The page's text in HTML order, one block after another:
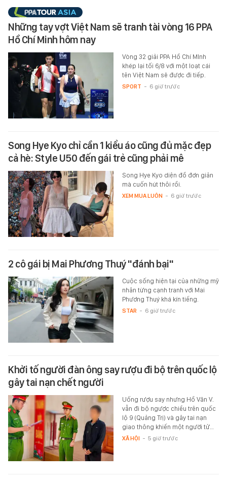
Những tay vợt Việt Nam sẽ tranh tài vòng 16 PPA
Hồ Chí Minh hôm nay
Vòng 32 giải PPA Hồ Chí MInh
khép lại tối 6/8 với một loạt cái
tên Việt Nam sẽ được đi tiếp.
SPORT - 6 giờ trước
Song Hye Kyo chỉ cần 1 kiểu áo cũng đủ mặc đẹp
cả hè: Style U50 đến gái trẻ cũng phải mê
Song Hye Kyo diện đồ đơn giản
mà cuốn hút thôi rồi.
XEM MUA LUÔN - 6 giờ trước
2 cô gái bị Mai Phương Thuý "đánh bại"
Cuộc sống hiện tại của những mỹ
nhân từng cạnh tranh với Mai
Phương Thuý khá kín tiếng.
STAR - 6 giờ trước
Khởi tố người đàn ông say rượu đi bộ trên quốc lộ
gây tai nạn chết người
Uống rượu say nhưng Hồ Văn V.
vẫn đi bộ ngược chiều trên quốc
lộ 9 (Quảng Trị) và gây tai nạn
giao thông khiến một người tử…
XÃ HỘI - 5 giờ trước